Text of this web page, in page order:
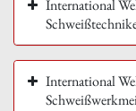
International
International